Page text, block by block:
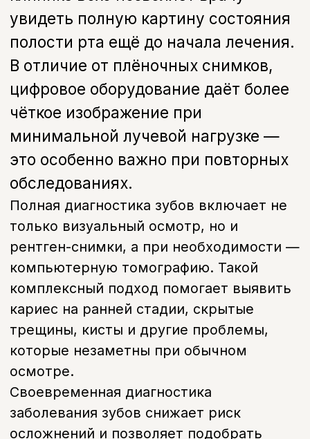
Рентген диагностика зубов для
точного определения состояния
одного или нескольких зубов
Узнать подробнее
Панорамный снимок
Общий снимок всех зубов и челюсти
для полной диагностики зубов (ОРТО)
Узнать подробнее
Компьютерная томография
КТ диагностика зубов: объёмное 3D-
детального анализа
Узнать подробнее
Преимущества
Современная диагностика зубов с
Почему нам доверяют
пациенты